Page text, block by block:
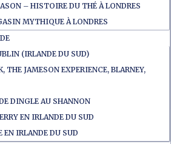
– HISTOIRE DU THÉ À LONDRES
MYTHIQUE À LONDRES
(IRLANDE DU SUD)
THE JAMESON EXPERIENCE, BLARNEY,
DINGLE AU SHANNON
EN IRLANDE DU SUD
EN IRLANDE DU SUD